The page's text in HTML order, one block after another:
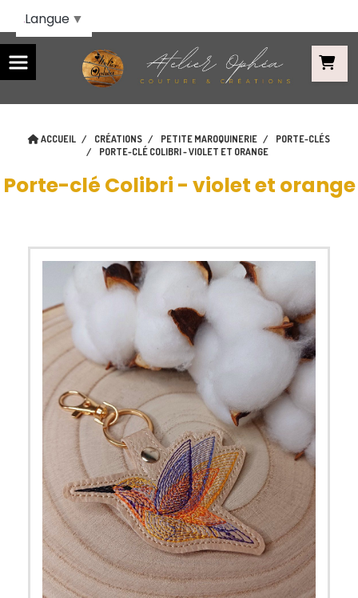
ACCUEIL CRÉATIONS PETITE MAROQUINERIE
PORTE-CLÉS
PORTE-CLÉ COLIBRI - VIOLET ET ORANGE
Porte-clé Colibri - violet et orange
Langue ▼